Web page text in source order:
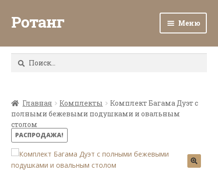
Ротанг Меню
Каталог
Ротанг оптом
Контакты
Найти:
Главная Комплекты
Комплект Багама Дуэт с
полными бежевыми подушками и овальным
столом
РАСПРОДАЖА!